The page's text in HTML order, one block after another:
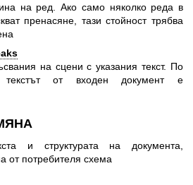
на ред. Ако само няколко реда в
пренасяне, тази стойност трябва
на сцени с указания текст. По
текстът от входен документ е
и структурата на документа,
от потребителя схема